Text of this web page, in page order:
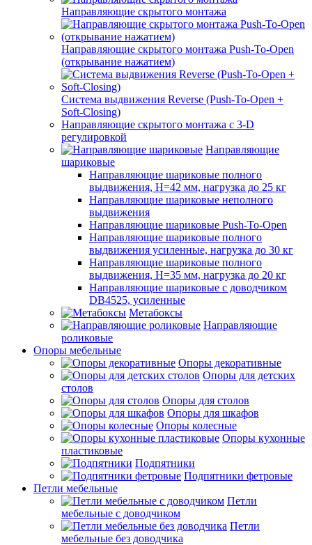
Направляющие скрытого монтажа
Направляющие скрытого монтажа Push-To-Open
(открывание нажатием)
Система выдвижения Reverse (Push-To-Open +
Soft-Closing)
Направляющие скрытого монтажа с 3-D
регулировкой
Направляющие
шариковые
Направляющие шариковые полного
выдвижения, H=42 мм, нагрузка до 25 кг
Направляющие шариковые неполного
выдвижения
Направляющие шариковые Push-To-Open
Направляющие шариковые полного
выдвижения усиленные, нагрузка до 30 кг
Направляющие шариковые полного
выдвижения, H=35 мм, нагрузка до 20 кг
Направляющие шариковые с доводчиком
DB4525, усиленные
Метабоксы
Направляющие
роликовые
Опоры мебельные
Опоры декоративные
Опоры для детских
столов
Опоры для столов
Опоры для шкафов
Опоры колесные
Опоры кухонные
пластиковые
Подпятники
Подпятники фетровые
Петли мебельные
Петли
мебельные с доводчиком
Петли
мебельные без доводчика